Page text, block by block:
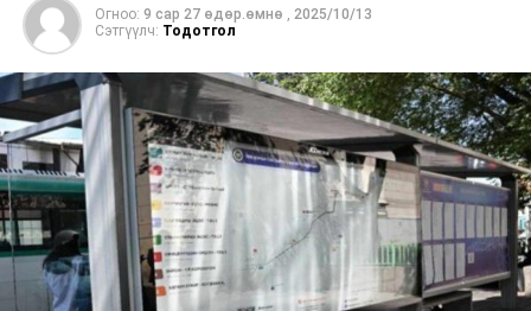
Огноо: 9 сар 27 өдөр.өмнө , 2025/10/13
Сэтгүүлч: Тодотгол